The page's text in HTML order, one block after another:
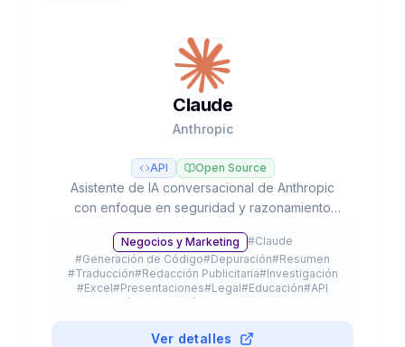
Claude
Anthropic
API Open Source
Asistente de IA conversacional de Anthropic
con enfoque en seguridad y razonamiento
flujos de trabajo agénticos con modelos Opus,
Sonnet y Haiku.
Negocios y Marketing #Claude
#Generación de Código#Depuración#Resumen
#Traducción#Redacción Publicitaria#Investigación
#Excel#Presentaciones#Legal#Educación#API
App Móvil Extensión de Navegador
Ver detalles